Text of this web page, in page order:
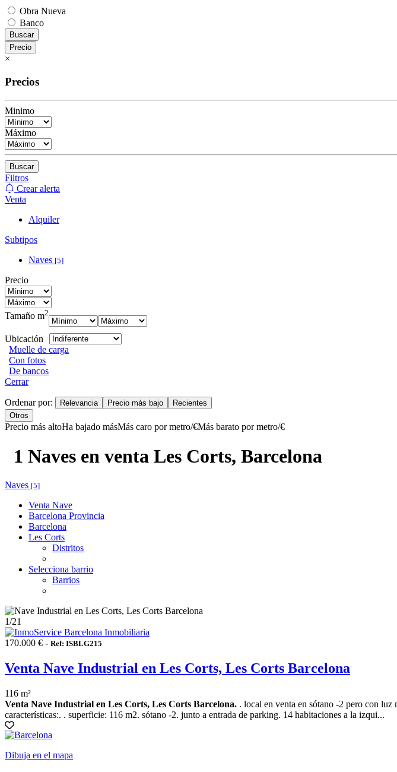
Obra Nueva
Banco
Buscar
Precio
×
Precios
Minimo
Máximo
Buscar
Filtros
Crear alerta
Venta
Alquiler
Subtipos
Naves [5]
Precio
Tamaño m2
Ubicación
Muelle de carga
Con fotos
De bancos
Cerrar
Ordenar por: Relevancia Precio más bajo
Recientes
Otros
Precio más altoHa bajado másMás caro por metro/€Más barato por metro/€
1 Naves en venta Les Corts, Barcelona
Naves [5]
Venta Nave
Barcelona Provincia
Barcelona
Les Corts
Distritos
Selecciona barrio
Barrios
1/21
170.000 € - Ref: ISBLG215
Venta Nave Industrial en Les Corts, Les Corts Barcelona
116 m²
Venta Nave Industrial en Les Corts, Les Corts Barcelona. . local en venta en sótano -2 pero con
características:. . superficie: 116 m2. sótano -2. junto a entrada de parking. 14 habitaciones a la izqui...
Dibuja en el mapa